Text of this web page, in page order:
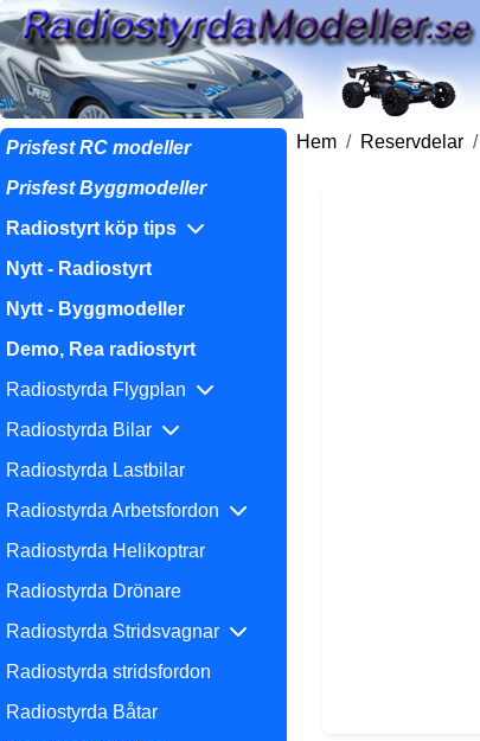
Prisfest RC modeller
Prisfest Byggmodeller
Radiostyrt köp tips
Nytt - Radiostyrt
Nytt - Byggmodeller
Demo, Rea radiostyrt
Radiostyrda Flygplan
Radiostyrda Bilar
Radiostyrda Lastbilar
Radiostyrda Arbetsfordon
Radiostyrda Helikoptrar
Radiostyrda Drönare
Radiostyrda Stridsvagnar
Radiostyrda stridsfordon
Radiostyrda Båtar
Hem Reservdelar